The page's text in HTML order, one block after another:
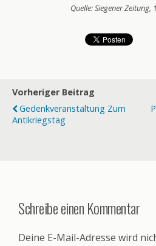
Quelle: Siegener Zeitung,
Vorheriger Beitrag
Gedenkveranstaltung Zum
Antikriegstag
Schreibe einen Kommentar
Deine E-Mail-Adresse wird